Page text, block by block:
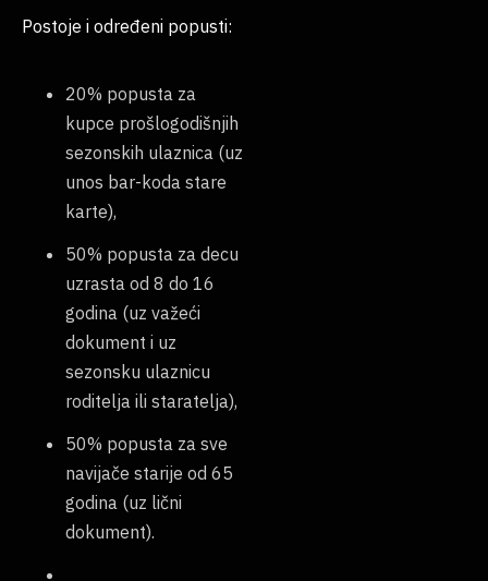
Postoje i određeni popusti:
20% popusta za
kupce prošlogodišnjih
sezonskih ulaznica (uz
unos bar-koda stare
karte),
50% popusta za decu
uzrasta od 8 do 16
godina (uz važeći
dokument i uz
sezonsku ulaznicu
roditelja ili staratelja),
50% popusta za sve
navijače starije od 65
godina (uz lični
dokument).